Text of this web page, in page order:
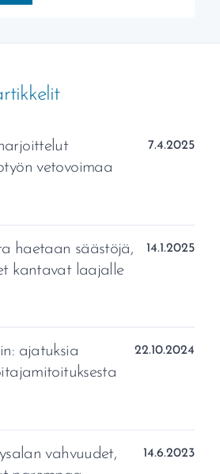
vetovoimaa
Julkaistu:
7.4.2025
haetaan säästöjä,
kantavat laajalle
Julkaistu:
14.1.2025
ajatuksia
Julkaistu:
22.10.2024
vahvuudet,
Julkaistu:
14.6.2023